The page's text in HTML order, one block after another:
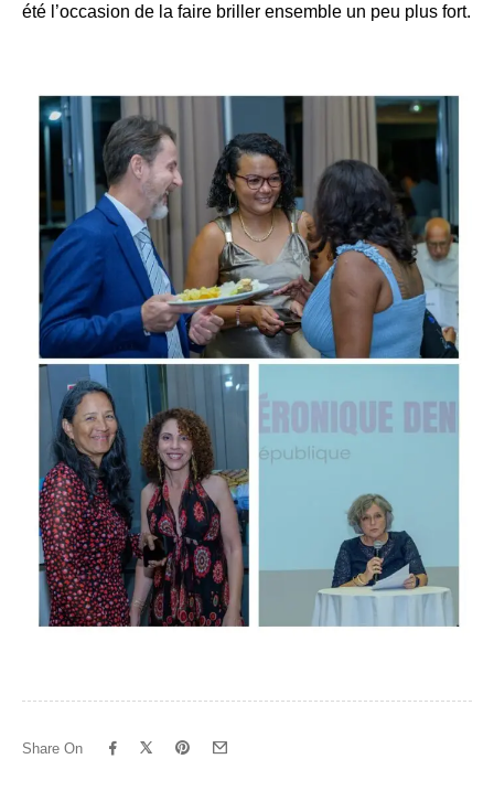
été l’occasion de la faire briller ensemble un peu plus fort.
Share On